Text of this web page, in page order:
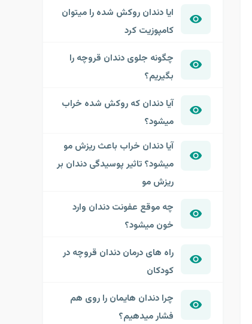
ایا دندان روکش شده را میتوان
کامپوزیت کرد
چگونه جلوی دندان قروچه را
بگیریم؟
آیا دندان که روکش شده خراب
میشود؟
آیا دندان خراب باعث ریزش مو
میشود؟ تاثیر پوسیدگی دندان بر
ریزش مو
چه موقع عفونت دندان وارد
خون میشود؟
راه های درمان دندان قروچه در
کودکان
چرا دندان هایمان را روی هم
فشار میدهیم؟